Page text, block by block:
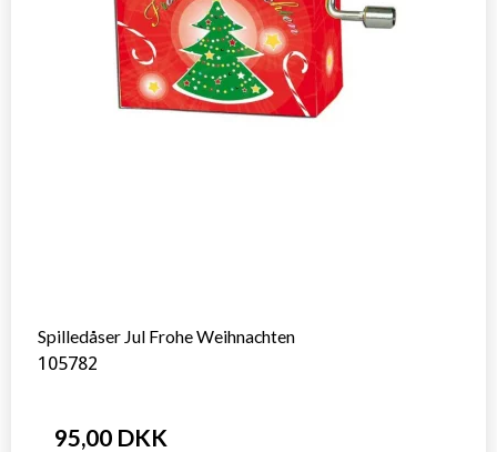
Spilledåser Jul Frohe Weihnachten
105782
95,00 DKK